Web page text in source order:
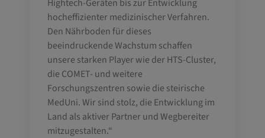
Hightech-Geräten bis zur Entwicklung
hocheffizienter medizinischer Verfahren.
Den Nährboden für dieses
beeindruckende Wachstum schaffen
unsere starken Player wie der HTS-Cluster,
die COMET- und weitere
Forschungszentren sowie die steirische
MedUni. Wir sind stolz, die Entwicklung im
Land als aktiver Partner und Wegbereiter
mitzugestalten.“